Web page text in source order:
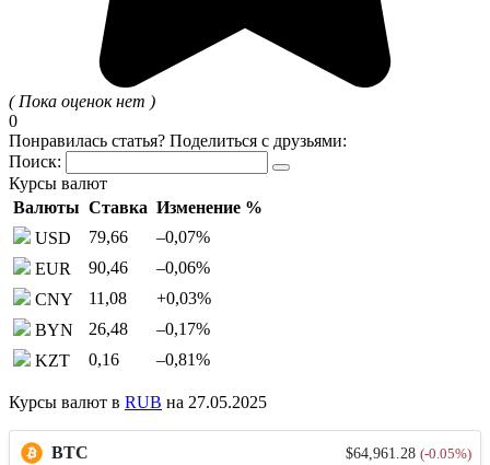
( Пока оценок нет )
0
Понравилась статья? Поделиться с друзьями:
Поиск:
Курсы валют
Валюты Ставка Изменение %
USD
79,66 –0,07%
EUR
90,46 –0,06%
CNY
11,08 +0,03%
BYN
26,48 –0,17%
KZT
0,16 –0,81%
Курсы валют в RUB на 27.05.2025
BTC $64,961.28 (-0.05%)